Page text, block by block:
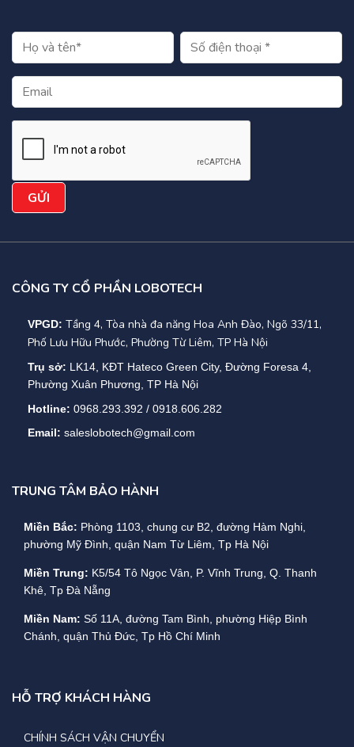
CÔNG TY CỔ PHẦN LOBOTECH
VPGD: Tầng 4, Tòa nhà đa năng Hoa Anh Đào, Ngõ 33/11,
Phố Lưu Hữu Phước, Phường Từ Liêm, TP Hà Nội
Trụ sở: LK14, KĐT Hateco Green City, Đường Foresa 4,
Phường Xuân Phương, TP Hà Nội
Hotline: 0968.293.392 / 0918.606.282
Email: saleslobotech@gmail.com
TRUNG TÂM BẢO HÀNH
Miền Bắc: Phòng 1103, chung cư B2, đường Hàm Nghi,
phường Mỹ Đình, quận Nam Từ Liêm, Tp Hà Nội
Miền Trung: K5/54 Tô Ngọc Vân, P. Vĩnh Trung, Q. Thanh
Khê, Tp Đà Nẵng
Miền Nam: Số 11A, đường Tam Bình, phường Hiệp Bình
Chánh, quận Thủ Đức, Tp Hồ Chí Minh
HỖ TRỢ KHÁCH HÀNG
CHÍNH SÁCH VẬN CHUYỂN